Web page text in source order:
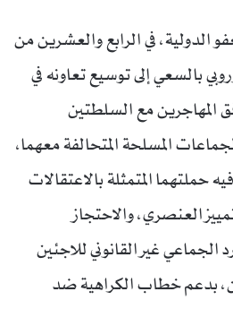
الدولية، في الرابع والعشرين من
بالسعي إلى توسيع تعاونه في
مع السلطتين
المسلحة المتحالفة معهما،
حملتهما المتمثلة بالاعتقالات
العنصري، والاحتجاز
غير القانوني للاجئين
بدعم خطاب الكراهية ضد